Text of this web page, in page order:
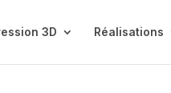
3D Réalisations